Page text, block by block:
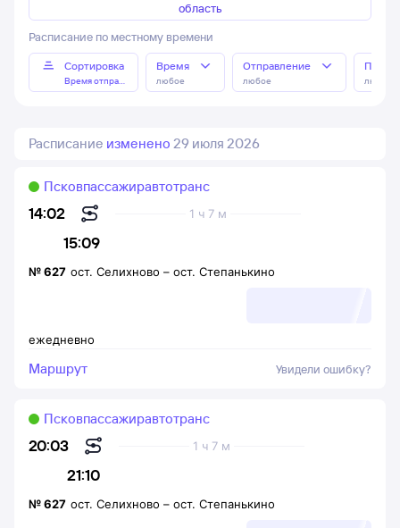
область
Расписание по местному времени
Сортировка
Время отправления
Время
любое
Отправление
любое любое
Расписание изменено 29 июля 2026
14:02
15:09
1 ч 7 м
Псковпассажиравтотранс
ежедневно
№627 ост. Селихново – ост. Степанькино
Маршрут Увидели ошибку?
20:03
21:10
1 ч 7 м
Псковпассажиравтотранс
№627 ост. Селихново – ост. Степанькино